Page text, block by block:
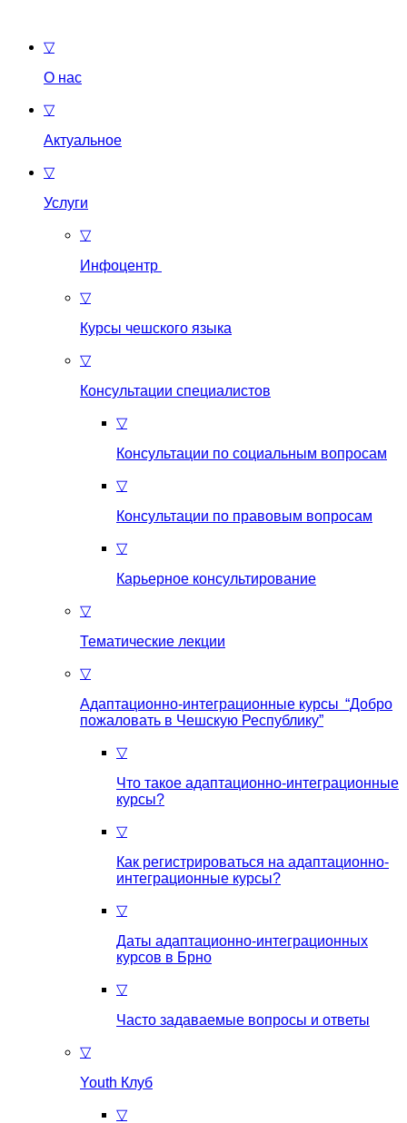
▽
О нас
▽
Актуальное
▽
Услуги
▽
Инфоцентр
▽
Курсы чешского языка
▽
Консультации специалистов
▽
Консультации по социальным вопросам
▽
Консультации по правовым вопросам
▽
Карьерное консультирование
▽
Тематические лекции
▽
Адаптационно-интеграционные курсы “Добро
пожаловать в Чешскую Республику”
▽
Что такое aдаптационно-интеграционные
курсы?
▽
Как регистрироваться на aдаптационно-
интеграционные курсы?
▽
Даты адаптационно-интеграционных
курсов в Брно
▽
Часто задаваемые вопросы и ответы
▽
Youth Клуб
▽